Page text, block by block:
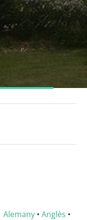
Alemany• Anglès •